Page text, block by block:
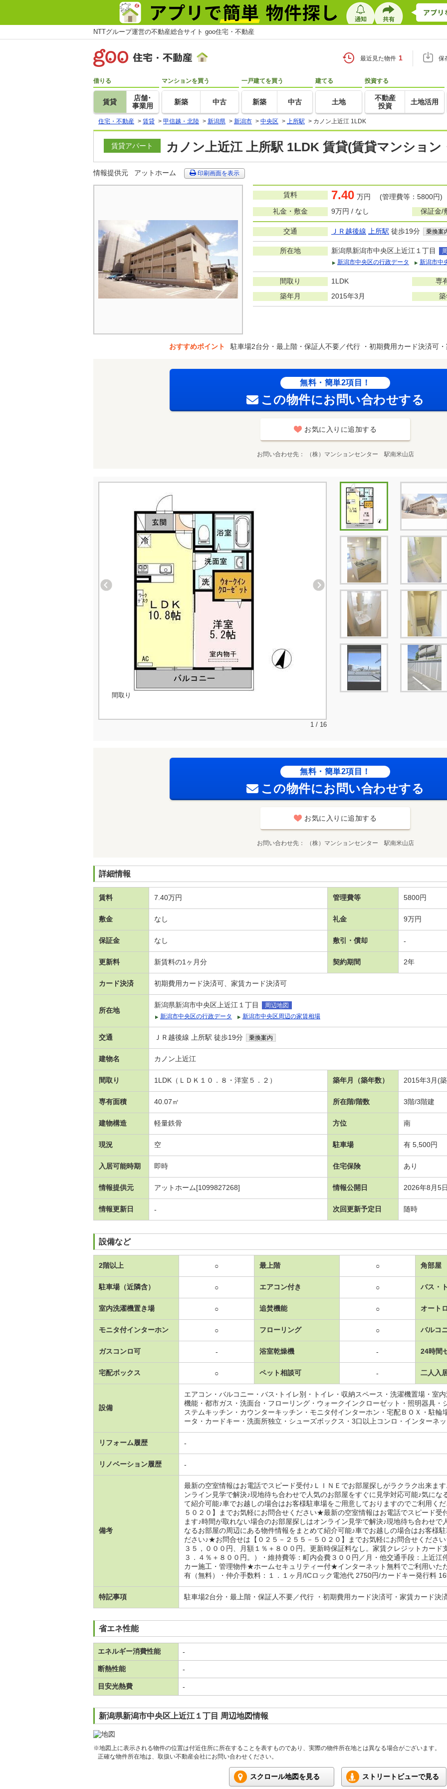
NTTグループ運営の不動産総合サイト goo住宅・不動産
最近見た物件 1 保
借りる
賃貸
店舗･
事業用
マンションを買う
新築 中古
一戸建てを買う
新築 中古
建てる
土地
投資する
不動産
投資
土地活用
住宅・不動産 > 賃貸 > 甲信越・北陸 > 新潟県 > 新潟市 > 中央区 > 上所駅 > カノン上近江 1LDK
賃貸アパート カノン上近江 上所駅 1LDK 賃貸(賃貸マンション
情報提供元 アットホーム 印刷画面を表示
賃料 7.40 万円 (管理費等：5800円)
礼金・敷金
9万円 / なし 保証金/
交通 ＪＲ越後線 上所駅 徒歩19分 乗換案
所在地 新潟県新潟市中央区上近江１丁目
新潟市中央区の行政データ
新潟市中
間取り 1LDK 専
築年月 2015年3月
おすすめポイント 駐車場2台分・最上階・保証人不要／代行 ・初期費用カード決済可
無料・簡単2項目！
この物件にお問い合わせする
お気に入りに追加する
お問い合わせ先 （株）マンションセンター 駅南米山店
間取り
1 / 16
無料・簡単2項目！
この物件にお問い合わせする
お気に入りに追加する
お問い合わせ先 （株）マンションセンター 駅南米山店
詳細情報
賃料 7.40万円 管理費等 5800円
敷金 なし 礼金 9万円
保証金 なし 敷引・償却 -
更新料 新賃料の1ヶ月分 契約期間 2年
カード決済 初期費用カード決済可、家賃カード決済可
所在地
新潟県新潟市中央区上近江１丁目
周辺地図
新潟市中央区の行政データ
新潟市中央区周辺の家賃相場
交通 ＪＲ越後線 上所駅 徒歩19分 乗換案内
建物名 カノン上近江
間取り 1LDK（ＬＤＫ１０．８・洋室５．２） 築年月（築年数） 2015年3月(
専有面積 40.07㎡ 所在階/階数 3階/3階建
建物構造 軽量鉄骨 方位 南
現況 空 駐車場 有 5,500円
入居可能時期 即時 住宅保険 あり
情報提供元 アットホーム[1099827268] 情報公開日 2026年8月5日
情報更新日 - 次回更新予定日 随時
設備など
2階以上 ○ 最上階 ○ 角部屋
駐車場（近隣含） ○ エアコン付き ○ バス・
室内洗濯機置き場 ○ 追焚機能 ○ オート
モニタ付インターホン ○ フローリング ○ バルコ
ガスコンロ可 - 浴室乾燥機 - 24時間
宅配ボックス ○ ペット相談可 - 二人入
設備
エアコン・バルコニー・バス･トイレ別・トイレ・収納スペース・洗濯機置場・室
機能・都市ガス・洗面台・フローリング・ウォークインクローゼット・照明器具・
ステムキッチン・カウンターキッチン・モニタ付インターホン・宅配ＢＯＸ・駐輪
ータ・カードキー・洗面所独立・シューズボックス・3口以上コンロ・インターネ
リフォーム履歴 -
リノベーション履歴 -
備考
最新の空室情報はお電話でスピード受付♪ＬＩＮＥでお部屋探しがラクラク出来ま
ンライン見学で解決♪現地待ち合わせで人気のお部屋をすぐに見学対応可能♪気にな
て紹介可能♪車でお越しの場合はお客様駐車場をご用意しておりますのでご利用く
５０２０】までお気軽にお問合せください★最新の空室情報はお電話でスピード受
ます♪時間が取れない場合のお部屋探しはオンライン見学で解決♪現地待ち合わせで
なるお部屋の周辺にある物件情報をまとめて紹介可能♪車でお越しの場合はお客様
ださい♪★お問合せは【０２５－２５５－５０２０】までお気軽にお問合せくださ
３５，０００円、月額１％＋８００円。更新時保証料なし。家賃クレジットカー
３．４％＋８００円。）・維持費等：町内会費３００円／月・他交通手段：上近江
カー施工・管理物件★ホームセキュリティー付★インターネット無料でご利用いた
有（無料）・仲介手数料：１．１ヶ月/ICロック電池代 2750円/カードキー発行料
特記事項 駐車場2台分・最上階・保証人不要／代行 ・初期費用カード決済可・家賃カード決
省エネ性能
エネルギー消費性能 -
断熱性能 -
目安光熱費 -
新潟県新潟市中央区上近江１丁目 周辺地図情報
※地図上に表示される物件の位置は付近住所に所在することを表すものであり、実際の物件所在地とは異なる場合がございます。
正確な物件所在地は、取扱い不動産会社にお問い合わせください。
スクロール地図を見る ストリートビューで見る